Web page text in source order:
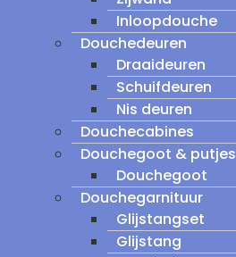
Inloopdouche
Douchedeuren
Draaideuren
Schuifdeuren
Nis deuren
Douchecabines
Douchegoot & putjes
Douchegoot
Douchegarnituur
Glijstangset
Glijstang